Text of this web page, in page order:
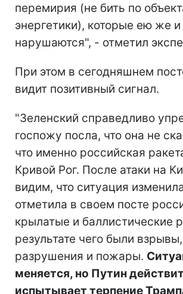
перемирия (не бить по
энергетики), которые ею же и
нарушаются", - отметил
При этом в сегодняшнем
видит позитивный сигнал.
"Зеленский справедливо
госпожу посла, что она не
что именно российская
Кривой Рог. После атаки на
видим, что ситуация
отметила в своем посте
крылатые и баллистические
результате чего были взрывы,
разрушения и пожары.
меняется, но Путин
испытывает терпение